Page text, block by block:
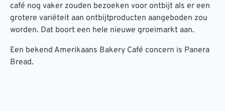
café nog vaker zouden bezoeken voor ontbijt als er een
grotere variëteit aan ontbijtproducten aangeboden zou
worden. Dat boort een hele nieuwe groeimarkt aan.
Een bekend Amerikaans Bakery Café concern is Panera
Bread.